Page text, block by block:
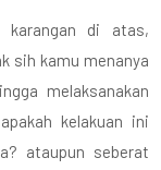
karangan di atas,
sih kamu menanya
melaksanakan
kelakuan ini
ataupun seberat